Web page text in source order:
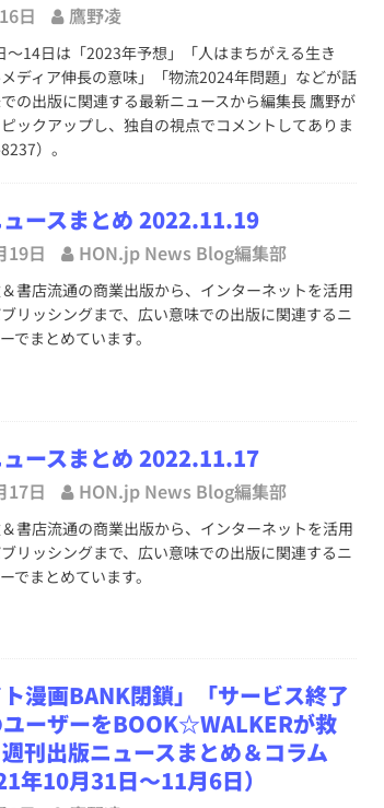
日 鷹野凌
14日は「2023年予想」「人はまちがえる生き
ディア伸長の意味」「物流2024年問題」などが話
の出版に関連する最新ニュースから編集長 鷹野が
ックアップし、独自の視点でコメントしてありま
）。
ースまとめ 2022.11.19
19日 HON.jp News Blog編集部
書店流通の商業出版から、インターネットを活用
リッシングまで、広い意味での出版に関連するニ
でまとめています。
ースまとめ 2022.11.17
17日 HON.jp News Blog編集部
書店流通の商業出版から、インターネットを活用
リッシングまで、広い意味での出版に関連するニ
でまとめています。
ト漫画BANK閉鎖」「サービス終了
ーザーをBOOK☆WALKERが救
刊出版ニュースまとめ＆コラム
年10月31日～11月6日）